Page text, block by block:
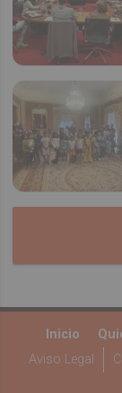
Inicio
Aviso Legal